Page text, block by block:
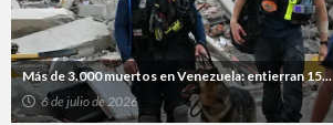
Más de 3.000 muertos en Venezuela: entierran 15...
6 de julio de 2026